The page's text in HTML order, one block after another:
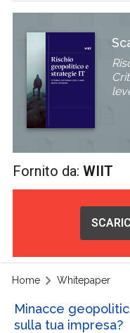
Fornito da:WIIT
Home Whitepaper
Minacce
sulla tua impresa?